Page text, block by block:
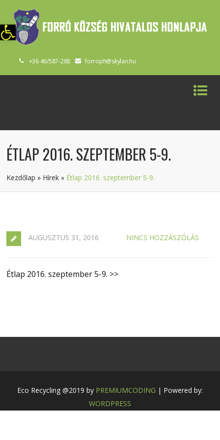
Eszköztár megnyitása
+36 46/587-288 forroph@skylan.hu
ÉTLAP 2016. SZEPTEMBER 5-9.
Kezdőlap » Hírek » Étlap 2016. szeptember 5-9.
AUGUSZTUS 31, 2016 NINCS HOZZÁSZÓLÁS
Étlap 2016. szeptember 5-9. >>
Eco Recycling @2019 by PREMIUMCODING | Powered by:
WORDPRESS